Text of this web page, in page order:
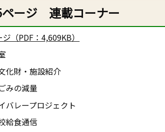
ページ 連載コーナー
（PDF：4,609KB）
化財・施設紹介
みの減量
バレープロジェクト
給食通信